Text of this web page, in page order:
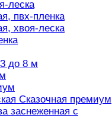
леска
пвх-пленка
хвоя-леска
до 8 м
Сказочная премиум
заснеженная с